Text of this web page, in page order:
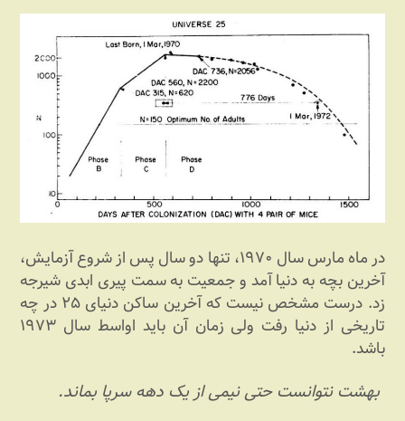
در ماه مارس سال ۱۹۷۰، تنها دو سال پس از شروع آزمایش،
آخرین بچه به دنیا آمد و جمعیت به سمت پیری ابدی شیرجه
زد. درست مشخص نیست که آخرین ساکن دنیای ۲۵ در چه
تاریخی از دنیا رفت ولی زمان آن باید اواسط سال ۱۹۷۳
باشد.
بهشت نتوانست حتی نیمی از یک دهه سرپا بماند.